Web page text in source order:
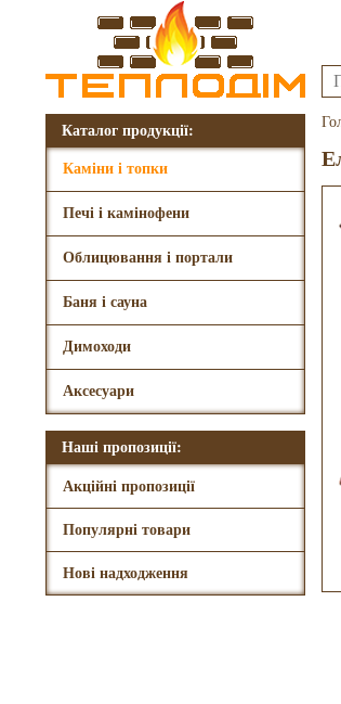
Каталог продукції:
Каміни і топки
Печі і камінофени
Облицювання і портали
Баня і сауна
Димоходи
Аксесуари
Наші пропозиції:
Акційні пропозиції
Популярні товари
Нові надходження